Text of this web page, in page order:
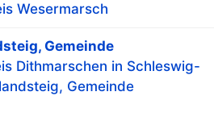
Wesermarsch
Gemeinde
Dithmarschen in Schleswig-
Gemeinde